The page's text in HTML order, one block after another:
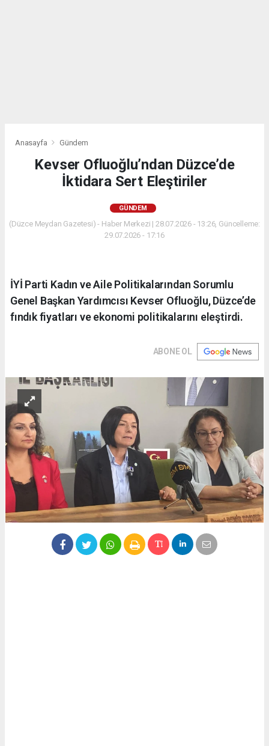
Anasayfa Gündem
Kevser Ofluoğlu’ndan Düzce’de
İktidara Sert Eleştiriler
GÜNDEM
(Düzce Meydan Gazetesi) - Haber Merkezi | 28.07.2026 - 13:26, Güncelleme:
29.07.2026 - 17:16
İYİ Parti Kadın ve Aile Politikalarından Sorumlu
Genel Başkan Yardımcısı Kevser Ofluoğlu, Düzce’de
fındık fiyatları ve ekonomi politikalarını eleştirdi.
ABONE OL